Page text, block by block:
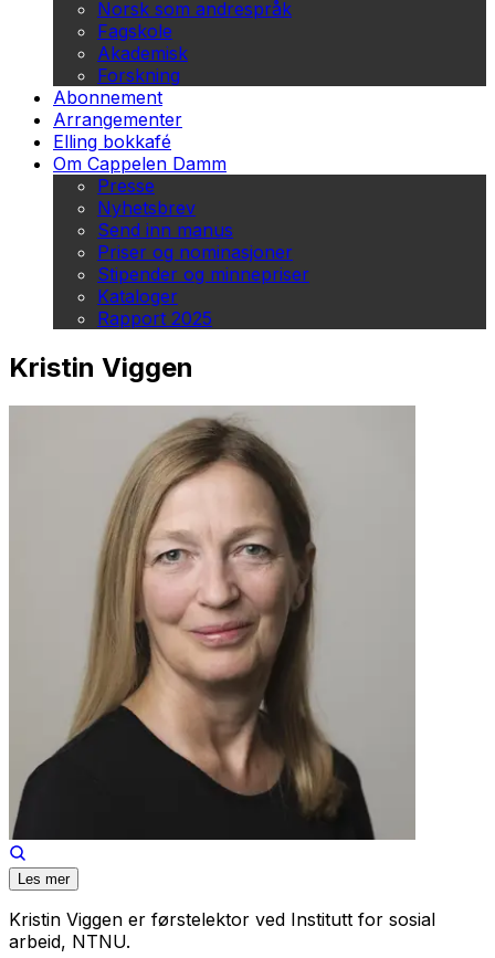
Norsk som andrespråk
Fagskole
Akademisk
Forskning
Abonnement
Arrangementer
Elling bokkafé
Om Cappelen Damm
Presse
Nyhetsbrev
Send inn manus
Priser og nominasjoner
Stipender og minnepriser
Kataloger
Rapport 2025
Kristin Viggen
Les mer
Kristin Viggen er førstelektor ved Institutt for sosial
arbeid, NTNU.